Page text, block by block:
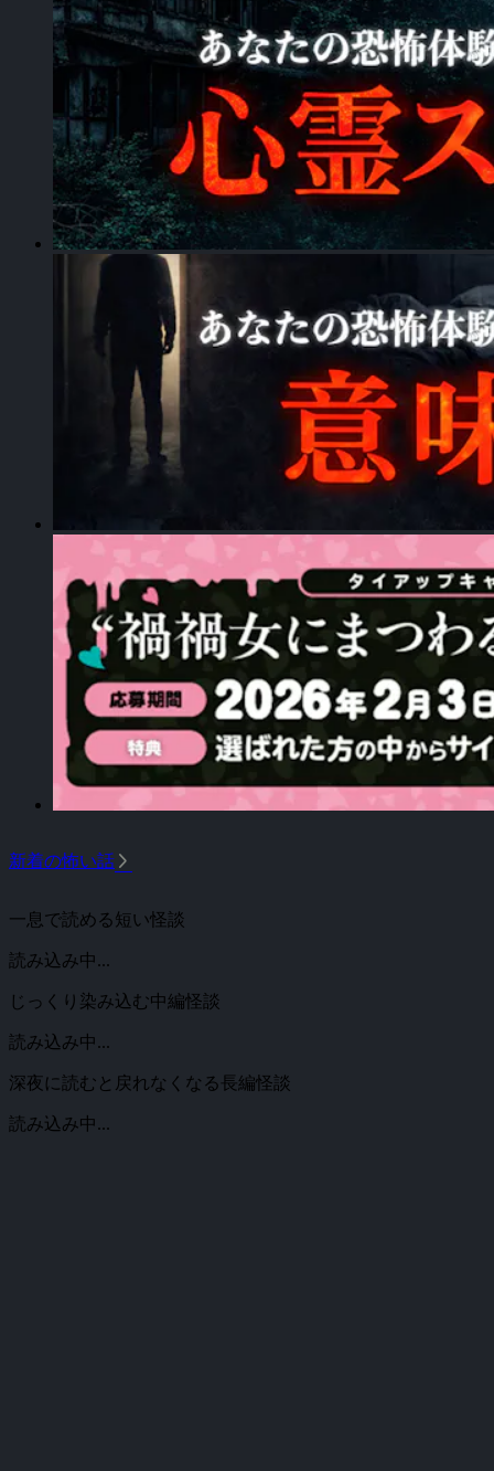
新着の怖い話 arrow_forward_ios
一息で読める短い怪談
読み込み中...
じっくり染み込む中編怪談
読み込み中...
深夜に読むと戻れなくなる長編怪談
読み込み中...